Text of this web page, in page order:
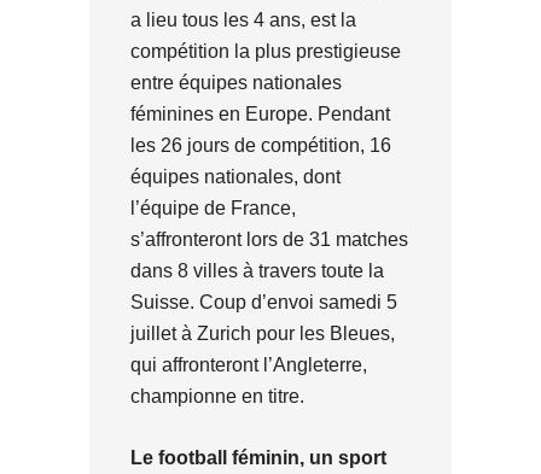
a lieu tous les 4 ans, est la
compétition la plus prestigieuse
entre équipes nationales
féminines en Europe. Pendant
les 26 jours de compétition, 16
équipes nationales, dont
l’équipe de France,
s’affronteront lors de 31 matches
dans 8 villes à travers toute la
Suisse. Coup d’envoi samedi 5
juillet à Zurich pour les Bleues,
qui affronteront l’Angleterre,
championne en titre.
Le football féminin, un sport